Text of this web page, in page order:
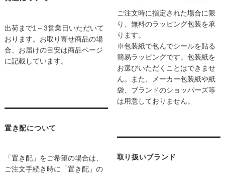
出荷まで1～3営業日いただいて
おります。お取り寄せ商品の場
合、お届けの目安は商品ページ
に記載しています。
置き配について
「置き配」をご希望の場合は、
ご注文手続き時に「置き配」の
ご注文時に指定された場合に限
り、無料のラッピング包装を承
ります。
※包装紙で包んでシールを貼る
簡易ラッピングです。包装紙を
お選びいただくことはできませ
ん。また、メーカー包装紙や紙
袋、ブランドのショッパーズ等
は用意しておりません。
取り扱いブランド